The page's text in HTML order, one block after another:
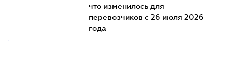
что изменилось для
перевозчиков с 26 июля 2026
года